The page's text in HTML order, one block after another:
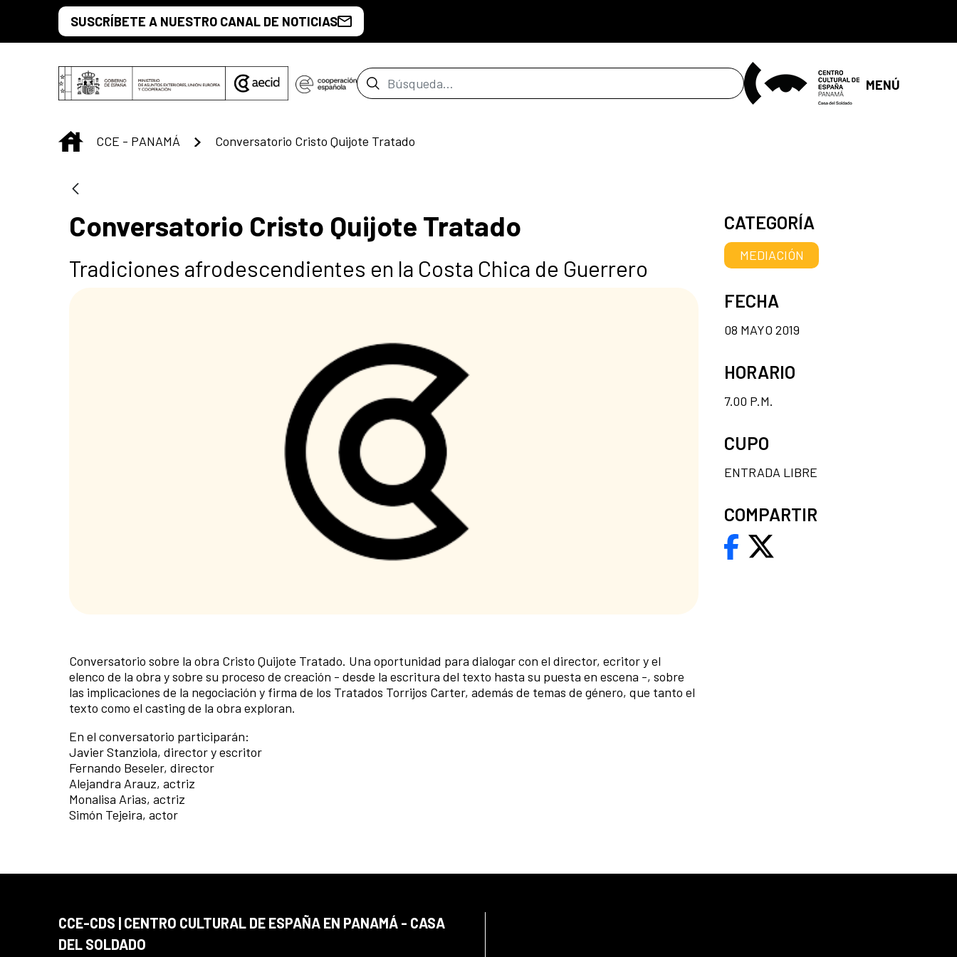
Saltar al contenido principal
SUSCRÍBETE A NUESTRO CANAL DE NOTICIAS
Barra de búsqueda MENÚ
INICIO
CCE - PANAMÁ Conversatorio Cristo Quijote Tratado
Conversatorio Cristo Quijote Tratado
Tradiciones afrodescendientes en la Costa Chica de Guerrero
Conversatorio sobre la obra Cristo Quijote Tratado. Una oportunidad para dialogar con el director, ecritor y el
elenco de la obra y sobre su proceso de creación - desde la escritura del texto hasta su puesta en escena -, sobre
las implicaciones de la negociación y firma de los Tratados Torrijos Carter, además de temas de género, que tanto el
texto como el casting de la obra exploran.
En el conversatorio participarán:
Javier Stanziola, director y escritor
Fernando Beseler, director
Alejandra Arauz, actriz
Monalisa Arias, actriz
Simón Tejeira, actor
CATEGORÍA
MEDIACIÓN
FECHA
08 MAYO 2019
HORARIO
7.00 P.M.
CUPO
ENTRADA LIBRE
COMPARTIR
CCE-CDS | CENTRO CULTURAL DE ESPAÑA EN PANAMÁ - CASA
DEL SOLDADO